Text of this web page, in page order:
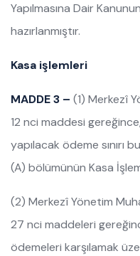
Yapılmasına Dair
hazırlanmıştır.
Kasa işlemleri
MADDE 3 – (1) Merkezî
12 nci maddesi
yapılacak ödeme sınırı
(A) bölümünün Kasa
(2) Merkezî Yönetim
27 nci maddeleri
ödemeleri karşılamak